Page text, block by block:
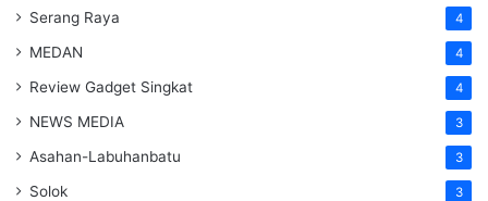
Serang Raya 4
MEDAN 4
Review Gadget Singkat 4
NEWS MEDIA 3
Asahan-Labuhanbatu 3
Solok 3